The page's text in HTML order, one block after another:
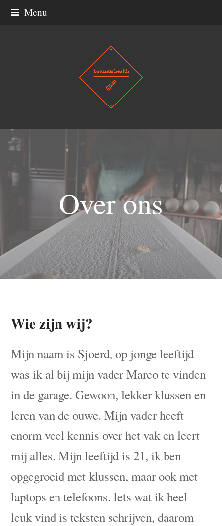
Menu
Over ons
Wie zijn wij?
Mijn naam is Sjoerd, op jonge leeftijd
was ik al bij mijn vader Marco te vinden
in de garage. Gewoon, lekker klussen en
leren van de ouwe. Mijn vader heeft
enorm veel kennis over het vak en leert
mij alles. Mijn leeftijd is 21, ik ben
opgegroeid met klussen, maar ook met
laptops en telefoons. Iets wat ik heel
leuk vind is teksten schrijven, daarom